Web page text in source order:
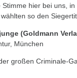
hier bei uns,
so den
(Goldmann
München
großen Criminale-